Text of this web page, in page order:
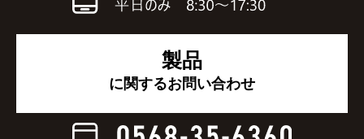
製品
に関するお問い合わせ